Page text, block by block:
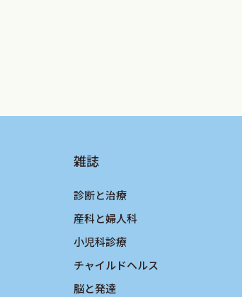
雑誌
診断と治療
産科と婦人科
小児科診療
チャイルドヘルス
脳と発達